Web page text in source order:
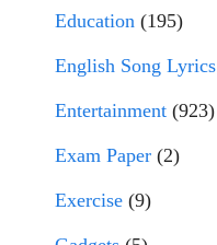
Education (195)
English Song Lyrics
Entertainment (923)
Exam Paper (2)
Exercise (9)